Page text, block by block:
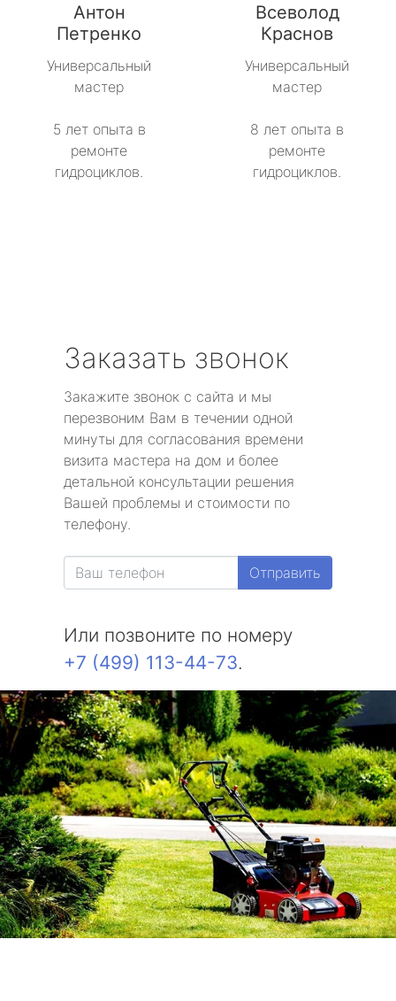
Антон
Петренко
Универсальный
мастер
5 лет опыта в
ремонте
гидроциклов.
Всеволод
Краснов
Универсальный
мастер
8 лет опыта в
ремонте
гидроциклов.
Заказать звонок
Закажите звонок с сайта и мы
перезвоним Вам в течении одной
минуты для согласования времени
визита мастера на дом и более
детальной консультации решения
Вашей проблемы и стоимости по
телефону.
Отправить
Или позвоните по номеру
+7 (499) 113-44-73.